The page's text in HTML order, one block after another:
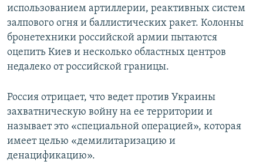
использованием артиллерии, реактивных систем
залпового огня и баллистических ракет. Колонны
бронетехники российской армии пытаются
оцепить Киев и несколько областных центров
недалеко от российской границы.
Россия отрицает, что ведет против Украины
захватническую войну на ее территории и
называет это «специальной операцией», которая
имеет целью «демилитаризацию и
денацификацию».